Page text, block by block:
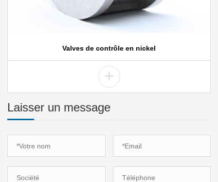
Valves de contrôle en nickel
+
Laisser un message